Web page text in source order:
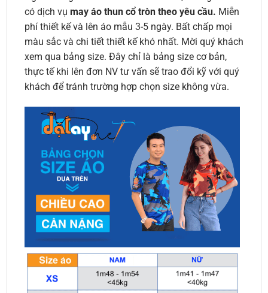
có dịch vụ may áo thun cổ tròn theo yêu cầu. Miễn
phí thiết kế và lên áo mẫu 3-5 ngày. Bất chấp mọi
màu sắc và chi tiết thiết kế khó nhất. Mời quý khách
xem qua bảng size. Đây chỉ là bảng size cơ bản,
thực tế khi lên đơn NV tư vấn sẽ trao đổi kỹ với quý
khách để tránh trường hợp chọn size không vừa.